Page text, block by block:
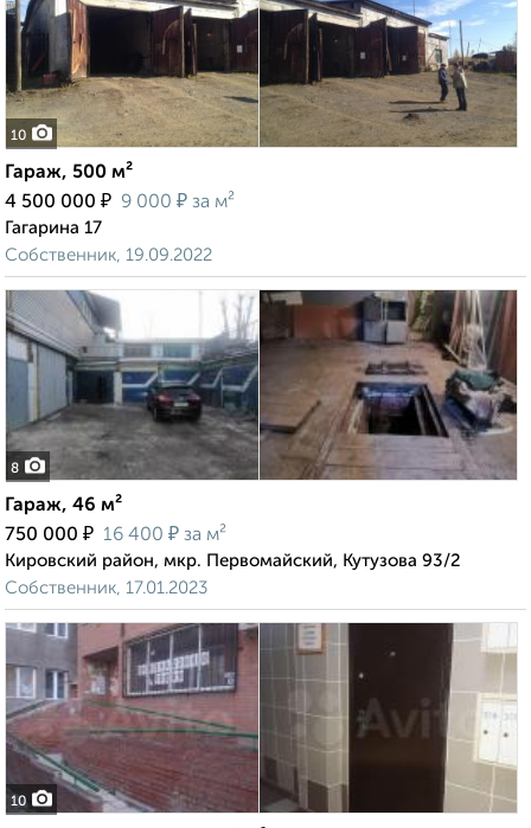
10
Гараж, 500 м²
4 500 000 ₽ 9 000 ₽ за м²
Гагарина 17
Собственник, 19.09.2022
8
Гараж, 46 м²
750 000 ₽ 16 400 ₽ за м²
Кировский район, мкр. Первомайский, Кутузова 93/2
Собственник, 17.01.2023
10